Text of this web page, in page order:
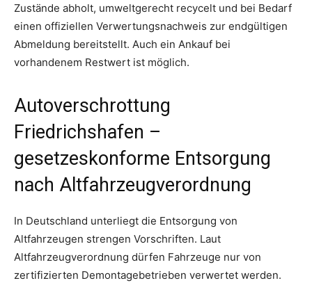
Zustände abholt, umweltgerecht recycelt und bei Bedarf
einen offiziellen Verwertungsnachweis zur endgültigen
Abmeldung bereitstellt. Auch ein Ankauf bei
vorhandenem Restwert ist möglich.
Autoverschrottung
Friedrichshafen –
gesetzeskonforme Entsorgung
nach Altfahrzeugverordnung
In Deutschland unterliegt die Entsorgung von
Altfahrzeugen strengen Vorschriften. Laut
Altfahrzeugverordnung dürfen Fahrzeuge nur von
zertifizierten Demontagebetrieben verwertet werden.